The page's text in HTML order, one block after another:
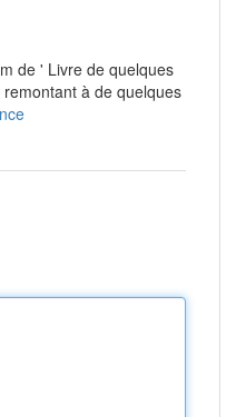
de ' Livre de quelques
à de quelques